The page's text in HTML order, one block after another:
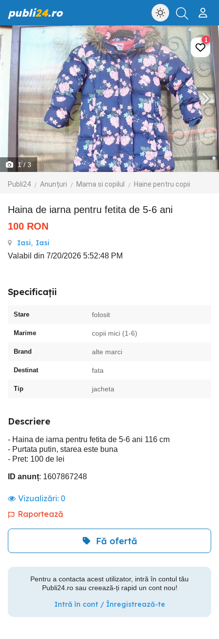
publi24.ro
1/ 3
Publi24 Anunțuri Mama si copilul Haine pentru copii
1
Haina de iarna pentru fetita de 5-6 ani
100 RON
Iasi, Iasi
Valabil din 7/20/2026 5:52:48 PM
Specificații
Stare folosit
Marime copii mici (1-6)
Brand alte marci
Destinat fata
Tip jacheta
Descriere
- Haina de iarna pentru fetita de 5-6 ani 116 cm
- Purtata putin, starea este buna
- Pret: 100 de lei
ID anunț: 1607867248
Vizualizări: 0
Raportează
Fă ofertă
Pentru a contacta acest utilizator, intră în contul tău
Publi24.ro sau creează-ți rapid un cont nou!
Intră în cont / Înregistrează-te